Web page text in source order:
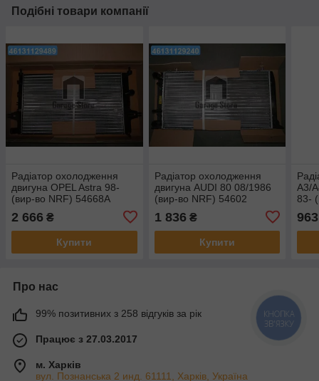
Подібні товари компанії
Радіатор охолодження
двигуна OPEL Astra 98-
(вир-во NRF) 54668A
2 666 ₴
Купити
Радіатор охолодження
двигуна AUDI 80 08/1986
(вир-во NRF) 54602
1 836 ₴
Купити
A3/
83-
963
Про нас
99% позитивних з 258 відгуків за рік
Працює з 27.03.2017
м. Харків
вул. Познанська 2 инд. 61111, Харків, Україна
КНОПКА
ЗВ'ЯЗКУ